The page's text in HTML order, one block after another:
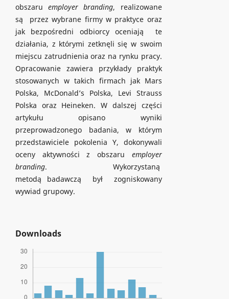
obszaruemployer branding, realizowane
są przez wybrane firmy w praktyce oraz
jak bezpośredni odbiorcy oceniają te
działania, z którymi zetknęli się w swoim
miejscu zatrudnienia oraz na rynku pracy.
Opracowanie zawiera przykłady praktyk
stosowanych w takich firmach jak Mars
Polska, McDonald’s Polska, Levi Strauss
Polska oraz Heineken. W dalszej części
artykułu opisano wyniki
przeprowadzonego badania, w którym
przedstawiciele pokolenia Y, dokonywali
oceny aktywności z obszaru employer
branding. Wykorzystaną
metodą badawczą był zogniskowany
wywiad grupowy.
Downloads